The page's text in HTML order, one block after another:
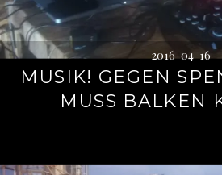
2016-04-16
MUSIK! GEGEN
MUSS BALKEN